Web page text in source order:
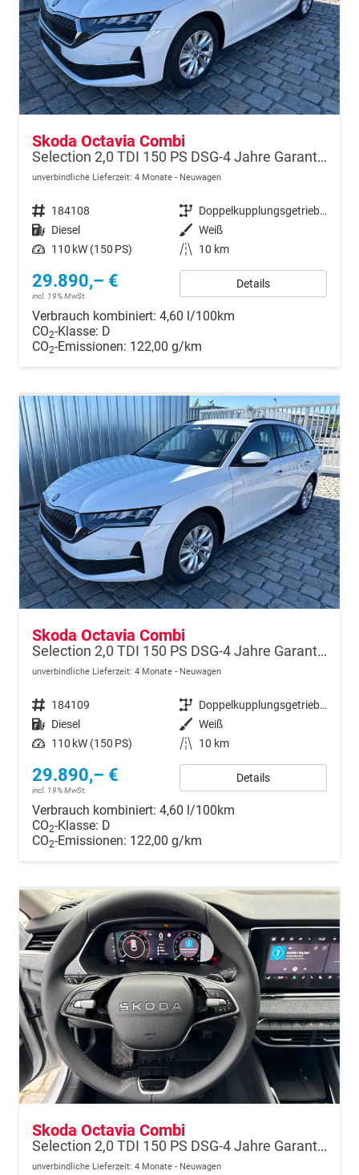
Skoda Octavia Combi
Selection 2,0 TDI 150 PS DSG-4 Jahre Garantie-PDC vorne und hinten-Sitzheizung-Smart Link
unverbindliche Lieferzeit: 4 Monate Neuwagen
Fahrzeugnr. 184108 Getriebe
Doppelkupplungsgetriebe (DSG)
Kraftstoff Diesel Außenfarbe Weiß
Leistung 110 kW (150 PS) Kilometerstand 10 km
29.890,– €
incl. 19% MwSt.
Details
Verbrauch kombiniert: 4,60 l/100km
CO2-Klasse: D
CO2-Emissionen: 122,00 g/km
Skoda Octavia Combi
Selection 2,0 TDI 150 PS DSG-4 Jahre Garantie-PDC vorne und hinten-Sitzheizung-Smart Link
unverbindliche Lieferzeit: 4 Monate Neuwagen
Fahrzeugnr. 184109 Getriebe
Doppelkupplungsgetriebe (DSG)
Kraftstoff Diesel Außenfarbe Weiß
Leistung 110 kW (150 PS) Kilometerstand 10 km
29.890,– €
incl. 19% MwSt.
Details
Verbrauch kombiniert: 4,60 l/100km
CO2-Klasse: D
CO2-Emissionen: 122,00 g/km
Skoda Octavia Combi
Selection 2,0 TDI 150 PS DSG-4 Jahre Garantie-PDC vorne und hinten-Sitzheizung-Smart Link
unverbindliche Lieferzeit: 4 Monate Neuwagen